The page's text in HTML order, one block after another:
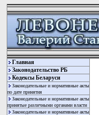
Главная
Законодательство РБ
Кодексы Беларуси
Законодательные и нормативные акты
по дате принятия
Законодательные и нормативные акты
принятые различными органами власти
Законодательные и нормативные акты